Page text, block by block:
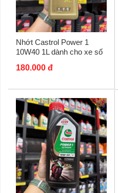
Nhớt Castrol Power 1
10W40 1L dành cho xe số
180.000 đ